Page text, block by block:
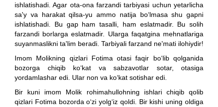
ishlatishadi. Agar ota-ona farzandi tarbiyasi uchun yetarlicha
sa'y va harakat qilsa-yu ammo natija bo‘lmasa shu gapni
ishlatishadi. Bu gap ham tasalli, ham eslatmadir. Bu solih
farzandi borlarga eslatmadir. Ularga faqatgina mehnatlariga
suyanmaslikni ta'lim beradi. Tarbiyali farzand ne'mati ilohiydir!
Imom Molikning qizlari Fotima otasi faqir bo‘lib qolganida
bozorga chiqib ko‘kat va sabzavotlar sotar, otasiga
yordamlashar edi. Ular non va ko‘kat sotishar edi.
Bir kuni imom Molik rohimahullohning ishlari chiqib qolib
qizlari Fotima bozorda o‘zi yolg‘iz qoldi. Bir kishi uning oldiga